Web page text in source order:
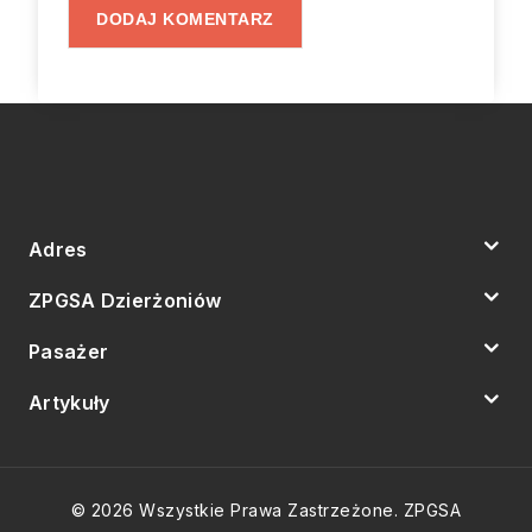
Adres
ZPGSA Dzierżoniów
Pasażer
Artykuły
© 2026 Wszystkie Prawa Zastrzeżone. ZPGSA